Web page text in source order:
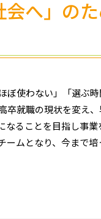
へ」の
使わない」「選ぶ
就職の現状を変え、
ることを目指し事
ムとなり、今まで